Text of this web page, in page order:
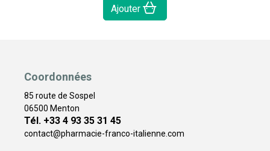
Ajouter
Coordonnées
85 route de Sospel
06500 Menton
Tél. +33 4 93 35 31 45
contact@pharmacie-franco-italienne.com